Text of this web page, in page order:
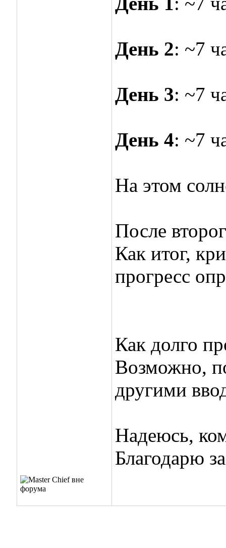
День 2: ~7
День 3: ~7
День 4: ~7
На этом
После
Как итог,
прогресс
Как долго
Возможно,
другими
Надеюсь,
Благодарю